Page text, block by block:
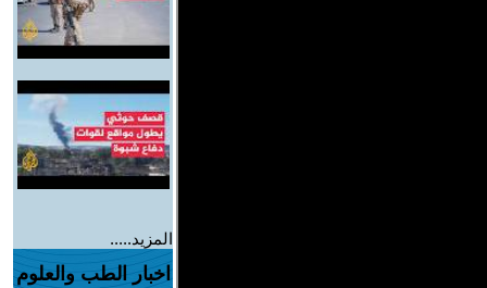
المزيد.....
اخبار الطب والعلوم